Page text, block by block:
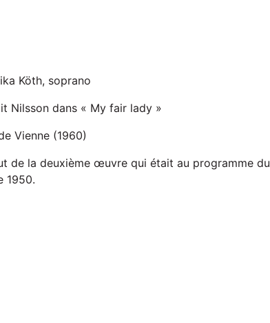
Köth, soprano
Nilsson dans « My fair lady »
Vienne (1960)
de la deuxième œuvre qui était au programme du
1950.